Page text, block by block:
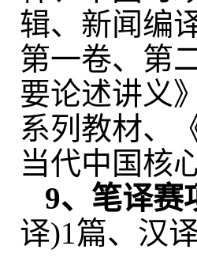
辑、新闻编
第一卷、第
要论述讲义
系列教材、
当代中国核
9、笔译赛
译)1篇、汉